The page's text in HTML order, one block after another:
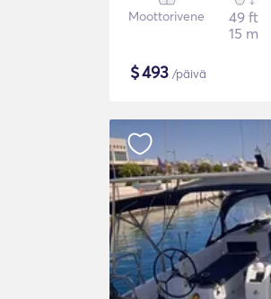
Moottorivene
49 ft
15 m
$493 /päivä